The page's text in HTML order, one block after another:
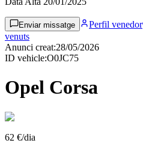
Enviar missatge Perfil venedor
venuts
Anunci creat:28/05/2026
ID vehicle:O0JC75
Opel Corsa
62 €/dia